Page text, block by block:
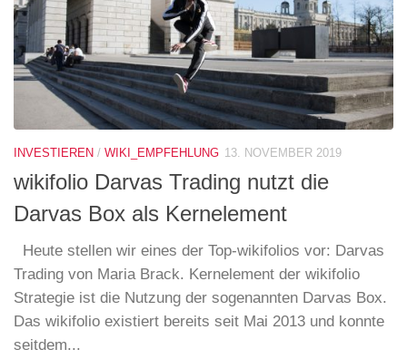
INVESTIEREN / WIKI_EMPFEHLUNG 13. NOVEMBER 2019
wikifolio Darvas Trading nutzt die
Darvas Box als Kernelement
Heute stellen wir eines der Top-wikifolios vor: Darvas
Trading von Maria Brack. Kernelement der wikifolio
Strategie ist die Nutzung der sogenannten Darvas Box.
Das wikifolio existiert bereits seit Mai 2013 und konnte
seitdem...